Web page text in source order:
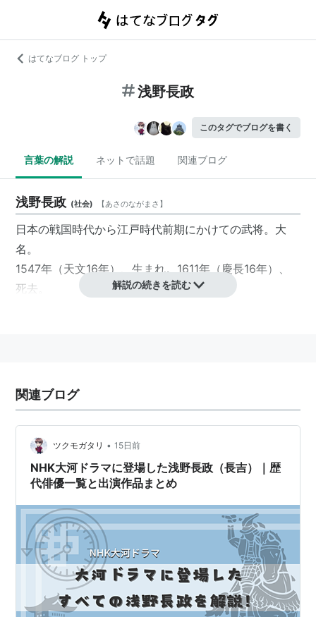
はてなブログ トップ
浅野長政
このタグでブログを書く
言葉の解説 ネットで話題 関連ブログ
浅野長政 (社会) 【あさのながまさ 】
日本の戦国時代から江戸時代前期にかけての武将。大
名。
1547年（天文16年）、生まれ。1611年（慶長16年）、
死去。
解説の続きを読む
関連ブログ
ツクモガタリ • 15日前
NHK大河ドラマに登場した浅野長政（長吉）｜歴
代俳優一覧と出演作品まとめ